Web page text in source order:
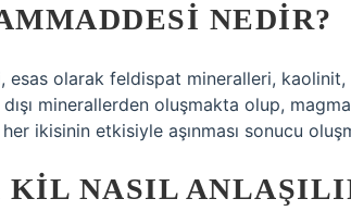
NEDIR?
esas olarak feldispat mineralleri,
minerallerden oluşmakta olup,
ikisinin etkisiyle aşınması sonucu
KIL NASIL